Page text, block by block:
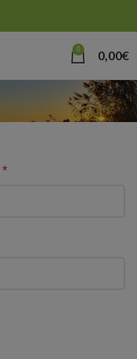
0 0,00€
*